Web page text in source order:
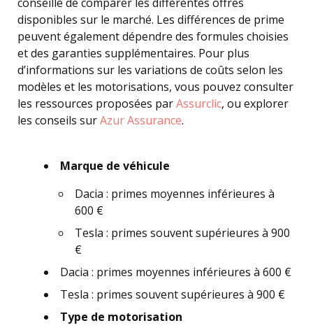
disponibles sur le marché. Les différences de prime
peuvent également dépendre des formules choisies
et des garanties supplémentaires. Pour plus
d’informations sur les variations de coûts selon les
modèles et les motorisations, vous pouvez consulter
les ressources proposées parAssurclic, ou explorer
les conseils surAzur Assurance.
Marque de véhicule
Dacia : primes moyennes inférieures à
600 €
Tesla : primes souvent supérieures à 900
€
Dacia : primes moyennes inférieures à 600 €
Tesla : primes souvent supérieures à 900 €
Type de motorisation